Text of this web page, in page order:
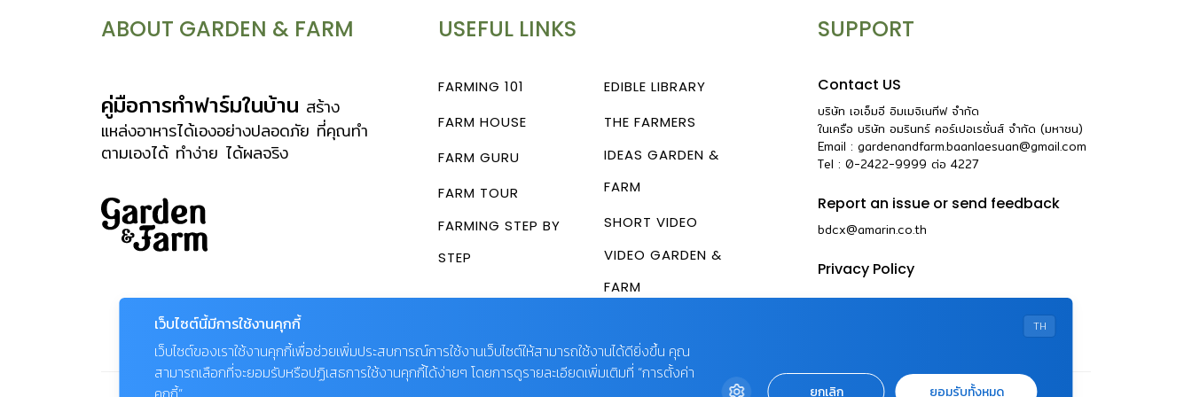
การอยู่อาศัยกับธรรมชาติจากบ้านทั้ง 9
สว่าง โปร่งโล่ง ไม่ติดเครื่องปรับอากาศ
หรือใช้เท่าที่จำเป็น เลือกใช้วัสดุที่มีอยู่ใน
ท้องถิ่น ช่วยประหยัดการซื้อวัสดุใหม่ และ
จำกัดงบประมาณ บางอย่างลงมือทำเอง
ทำให้เห็นคุณค่าของวัสดุและงานทำมือ ใช้
วัสดุจากธรรมชาติเป็นองค์ประกอบหลักใน
ร้อน ทำให้บ้านอยู่สบาย ใช้ไม้เก่าสร้างบ้าน
เลือกขนาดไม้ตามการใช้งาน และตัดไม้เท่า
ที่จำเป็น รวมทั้งนำวัสดุเหลือใช้มาดัดแปลง
ABOUT GARDEN & FARM
คู่มือการทำฟาร์มในบ้าน สร้าง
แหล่งอาหารได้เองอย่างปลอดภัย ที่คุณทำ
ตามเองได้ ทำง่าย ได้ผลจริง
USEFUL LINKS
FARMING 101
FARM HOUSE
FARM GURU
FARM TOUR
FARMING STEP BY
STEP
EDIBLE LIBRARY
THE FARMERS
IDEAS GARDEN &
FARM
SHORT VIDEO
VIDEO GARDEN &
FARM
SUPPORT
Contact US
บริษัท เอเอ็มอี อิมเมจิเนทีฟ จำกัด
ในเครือ บริษัท อมรินทร์ คอร์เปอเรชั่นส์ จำกัด (มหาชน)
Email : gardenandfarm.baanlaesuan@gmail.com
Tel : 0-2422-9999 ต่อ 4227
Report an issue or send feedback
bdcx@amarin.co.th
Privacy Policy
TH
เว็บไซต์นี้มีการใช้งานคุกกี้
เว็บไซต์ของเราใช้งานคุกกี้เพื่อช่วยเพิ่มประสบการณ์การใช้งานเว็บไซต์ให้สามารถใช้งานได้ดียิ่งขึ้น คุณ
สามารถเลือกที่จะยอมรับหรือปฏิเสธการใช้งานคุกกี้ได้ง่ายๆ โดยการดูรายละเอียดเพิ่มเติมที่ “การตั้งค่า
ยกเลิก ยอมรับทั้งหมด